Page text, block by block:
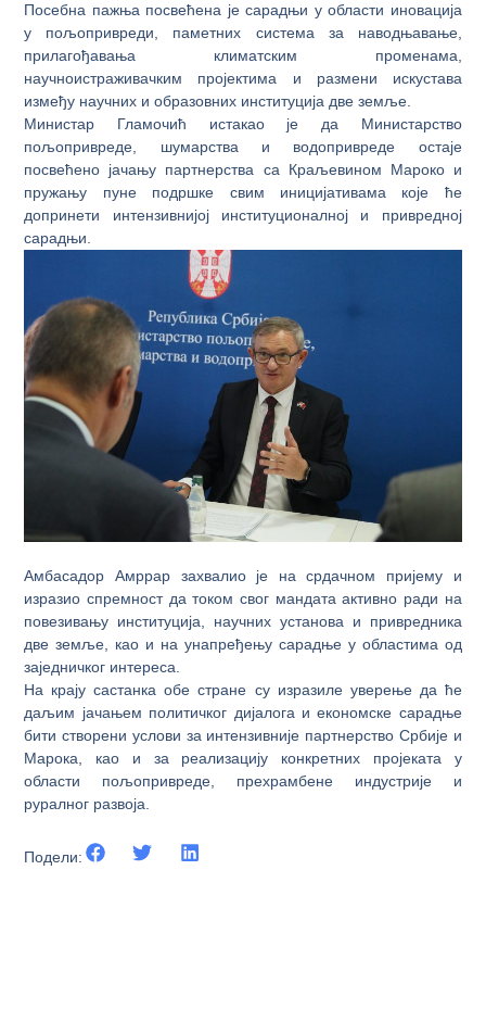
Посебна пажња посвећена је сарадњи у области иновација
у пољопривреди, паметних система за наводњавање,
прилагођавања климатским променама,
научноистраживачким пројектима и размени искустава
између научних и образовних институција две земље.
Министар Гламочић истакао је да Министарство
пољопривреде, шумарства и водопривреде остаје
посвећено јачању партнерства са Краљевином Мароко и
пружању пуне подршке свим иницијативама које ће
допринети интензивнијој институционалној и привредној
сарадњи.
Амбасадор Амррар захвалио је на срдачном пријему и
изразио спремност да током свог мандата активно ради на
повезивању институција, научних установа и привредника
две земље, као и на унапређењу сарадње у областима од
заједничког интереса.
На крају састанка обе стране су изразиле уверење да ће
даљим јачањем политичког дијалога и економске сарадње
бити створени услови за интензивније партнерство Србије и
Марока, као и за реализацију конкретних пројеката у
области пољопривреде, прехрамбене индустрије и
руралног развоја.
Подели: